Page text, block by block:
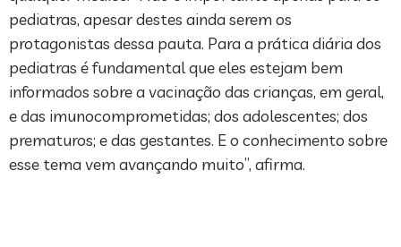
pediatras, apesar destes ainda serem os
protagonistas dessa pauta. Para a prática diária dos
pediatras é fundamental que eles estejam bem
informados sobre a vacinação das crianças, em geral,
e das imunocomprometidas; dos adolescentes; dos
prematuros; e das gestantes. E o conhecimento sobre
esse tema vem avançando muito”, afirma.